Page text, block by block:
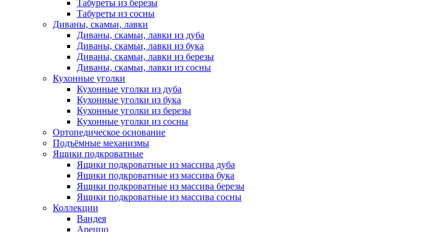
Табуреты из березы
Табуреты из сосны
Диваны, скамьи, лавки
Диваны, скамьи, лавки из дуба
Диваны, скамьи, лавки из бука
Диваны, скамьи, лавки из березы
Диваны, скамьи, лавки из сосны
Кухонные уголки
Кухонные уголки из дуба
Кухонные уголки из бука
Кухонные уголки из березы
Кухонные уголки из сосны
Ортопедическое основание
Подъёмные механизмы
Ящики подкроватные
Ящики подкроватные из массива дуба
Ящики подкроватные из массива бука
Ящики подкроватные из массива березы
Ящики подкроватные из массива сосны
Коллекции
Вандея
Ареццо